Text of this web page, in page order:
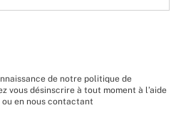
de notre politique de
vous désinscrire à tout moment à l’aide
en nous contactant